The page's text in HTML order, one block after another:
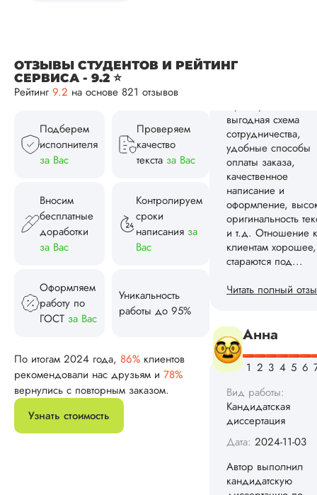
ОТЗЫВЫ СТУДЕНТОВ И РЕЙТИНГ
СЕРВИСА - 9.2 ⭐
Рейтинг 9.2 на основе 821 отзывов
Подберем
исполнителя
за Вас
Проверяем
качество
текста за Вас
Вносим
бесплатные
доработки
за Вас
Контролируем
сроки
написания за
Вас
Оформляем
работу по
ГОСТ за Вас
Уникальность
работы до 95%
По итогам 2024 года, 86% клиентов
рекомендовали нас друзьям и 78%
вернулись с повторным заказом.
Узнать стоимость
жены.
(заказывал
возможность
платеж на 4
части. Отдельное
спасибо за
качественное
написание и
оформление
исследования, на
Читать полный
Ангелина
Вид работы:
Кандидатская
диссертация
Дата:2024-08-02
У меня все четко
делу. Заказала
кандидатской,
сделали
ни научрук не